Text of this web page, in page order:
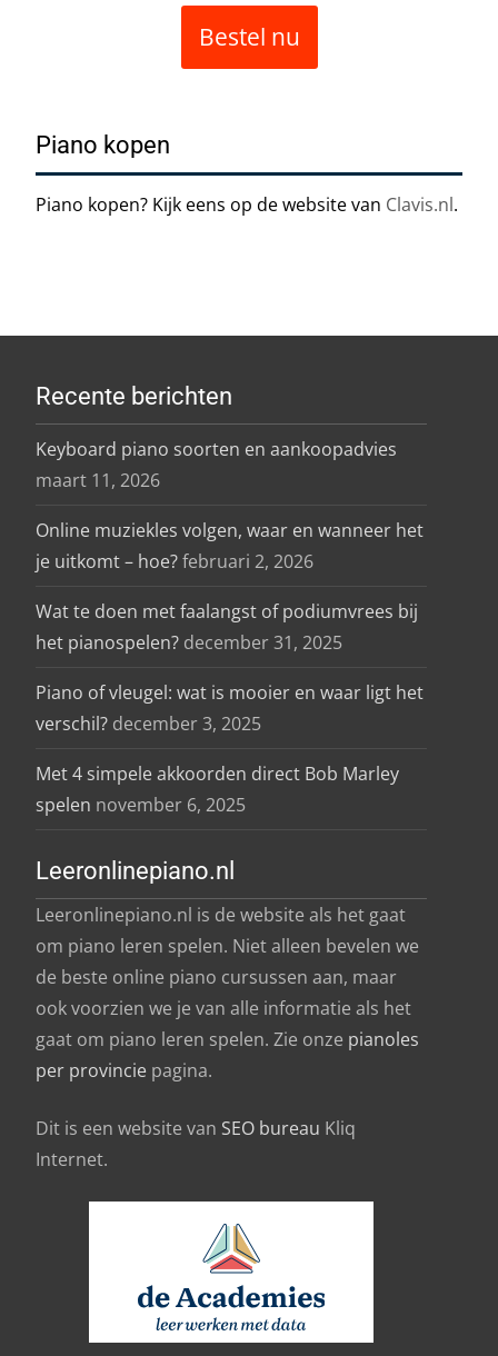
Bestel nu
Piano kopen
Piano kopen? Kijk eens op de website van Clavis.nl.
Recente berichten
Keyboard piano soorten en aankoopadvies
maart 11, 2026
Online muziekles volgen, waar en wanneer het
je uitkomt – hoe?februari 2, 2026
Wat te doen met faalangst of podiumvrees bij
het pianospelen? december 31, 2025
Piano of vleugel: wat is mooier en waar ligt het
verschil? december 3, 2025
Met 4 simpele akkoorden direct Bob Marley
spelen november 6, 2025
Leeronlinepiano.nl
Leeronlinepiano.nl is de website als het gaat
om piano leren spelen. Niet alleen bevelen we
de beste online piano cursussen aan, maar
ook voorzien we je van alle informatie als het
gaat om piano leren spelen. Zie onze pianoles
per provincie pagina.
Dit is een website van SEO bureau Kliq
Internet.